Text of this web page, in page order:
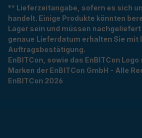
** Lieferzeitangabe, sofern es sich
handelt. Einige Produkte könnten
Lager sein und müssen nachgeliefert
genaue Lieferdatum erhalten Sie mit
Auftragsbestätigung.
EnBITCon, sowie das EnBITCon
Marken der EnBITCon GmbH - Alle
EnBITCon 2026